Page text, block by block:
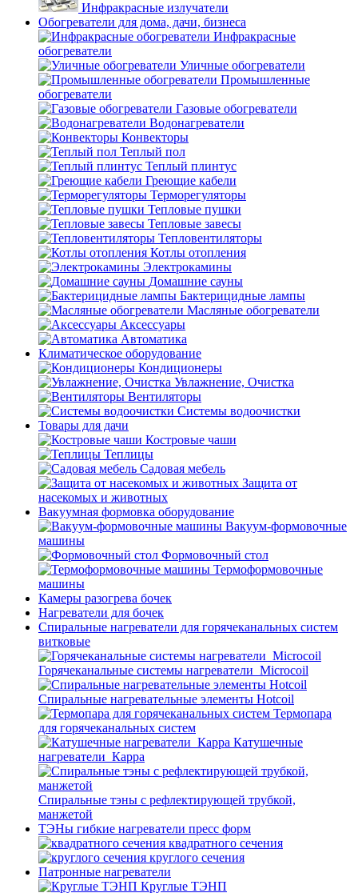
Инфракрасные излучатели
Обогреватели для дома, дачи, бизнеса
Инфракрасные
обогреватели
Уличные обогреватели
Промышленные
обогреватели
Газовые обогреватели
Водонагреватели
Конвекторы
Теплый пол
Теплый плинтус
Греющие кабели
Терморегуляторы
Тепловые пушки
Тепловые завесы
Тепловентиляторы
Котлы отопления
Электрокамины
Домашние сауны
Бактерицидные лампы
Масляные обогреватели
Аксессуары
Автоматика
Климатическое оборудование
Кондиционеры
Увлажнение, Очистка
Вентиляторы
Системы водоочистки
Товары для дачи
Костровые чаши
Теплицы
Садовая мебель
Защита от
насекомых и животных
Вакуумная формовка оборудование
Вакуум-формовочные
машины
Формовочный стол
Термоформовочные
машины
Камеры разогрева бочек
Нагреватели для бочек
Спиральные нагреватели для горячеканальных систем
витковые
Горячеканальные системы нагреватели_Microcoil
Спиральные нагревательные элементы Hotcoil
Термопара
для горячеканальных систем
Катушечные
нагреватели_Карра
Спиральные тэны с рефлектирующей трубкой,
манжетой
ТЭНы гибкие нагреватели пресс форм
квадратного сечения
круглого сечения
Патронные нагреватели
Круглые ТЭНП